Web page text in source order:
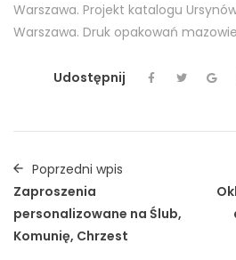
Warszawa. Projekt katalogu
Warszawa. Druk opakowań
Udostępnij
Poprzedni wpis
Zaproszenia
personalizowane na Ślub,
Komunię, Chrzest